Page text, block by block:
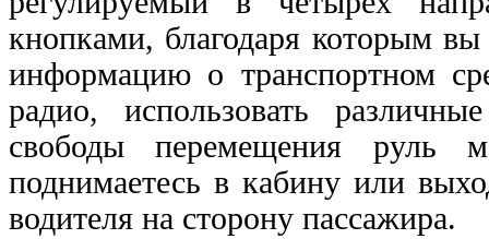
кнопками, благодаря которым
информацию о транспортном
радио, использовать
свободы перемещения руль
поднимаетесь в кабину или
водителя на сторону пассажира.